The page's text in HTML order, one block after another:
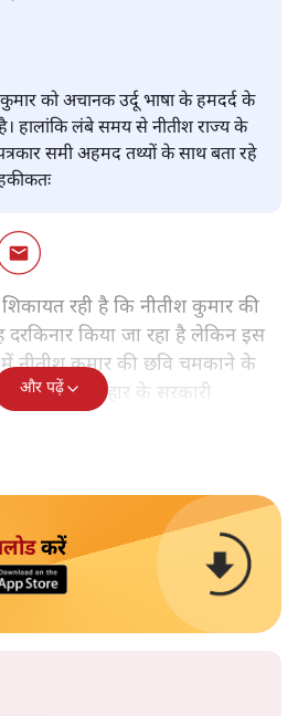
कुमार को अचानक उर्दू भाषा के हमदर्द के
हालांकि लंबे समय से नीतीश राज्य के
समी अहमद तथ्यों के साथ बता रहे
रही है कि नीतीश कुमार की
दरकिनार किया जा रहा है लेकिन इस
नीतीश कुमार की छवि चमकाने के
गई कि बिहार के सरकारी
जाएगी।
और पढ़ें
करें